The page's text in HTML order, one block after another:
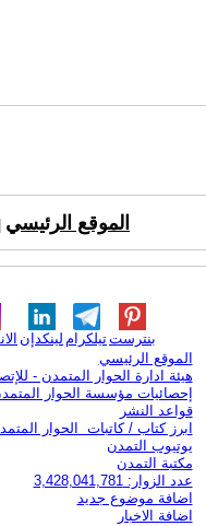
الموقع الرئيسي
لينكدإن تيلكرامبنترست
الموقع الرئيسي
هيئة ادارة الحوار المتمدن -
إحصائيات مؤسسة الحوار
قواعد النشر
ابرز كتاب / كاتبات الحوار
يوتيوب التمدن
مكتبة التمدن
عدد الزوار: 3,428,041,781
اضافة موضوع جديد
اضافة الاخبار